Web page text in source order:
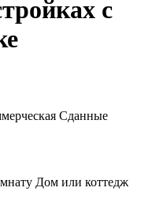
с
Сданные
Дом или коттедж